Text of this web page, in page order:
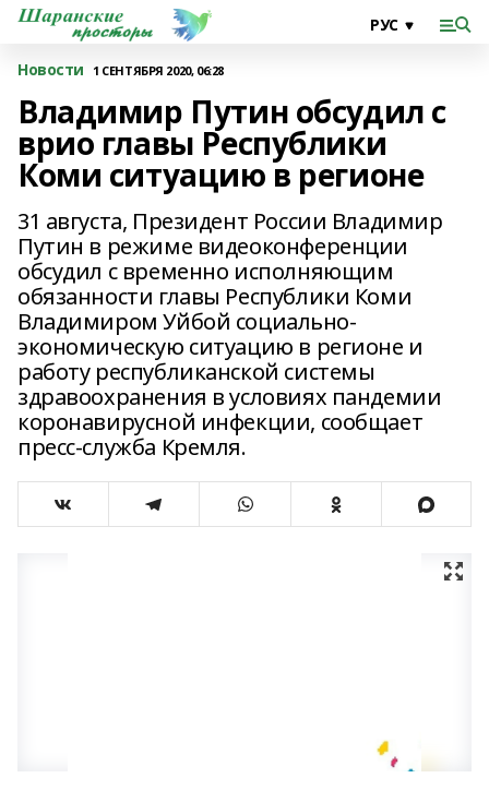
Новости 1 СЕНТЯБРЯ 2020, 06:28
Владимир Путин обсудил с
врио главы Республики
Коми ситуацию в регионе
31 августа, Президент России Владимир
Путин в режиме видеоконференции
обсудил с временно исполняющим
обязанности главы Республики Коми
Владимиром Уйбой социально-
экономическую ситуацию в регионе и
работу республиканской системы
здравоохранения в условиях пандемии
коронавирусной инфекции, сообщает
пресс-служба Кремля.